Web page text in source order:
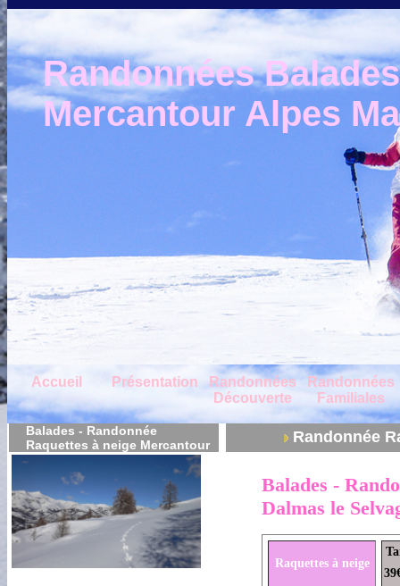
Randonnées
Mercantour Alpes
Accueil Présentation
Randonnées
Découverte
Randonnées
Familiales
Balades - Randonnée
Raquettes à neige Mercantour
Randonnée
Balades -
Dalmas le
Raquettes à neige